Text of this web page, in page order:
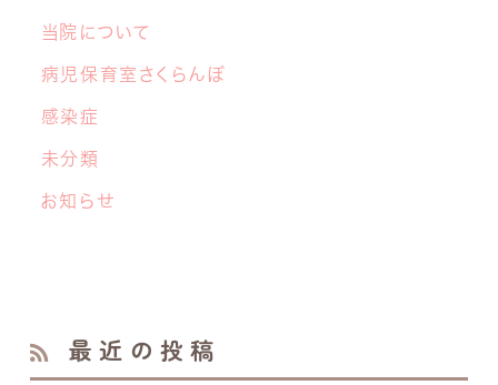
当院について
病児保育室さくらんぼ
感染症
未分類
お知らせ
最近の投稿